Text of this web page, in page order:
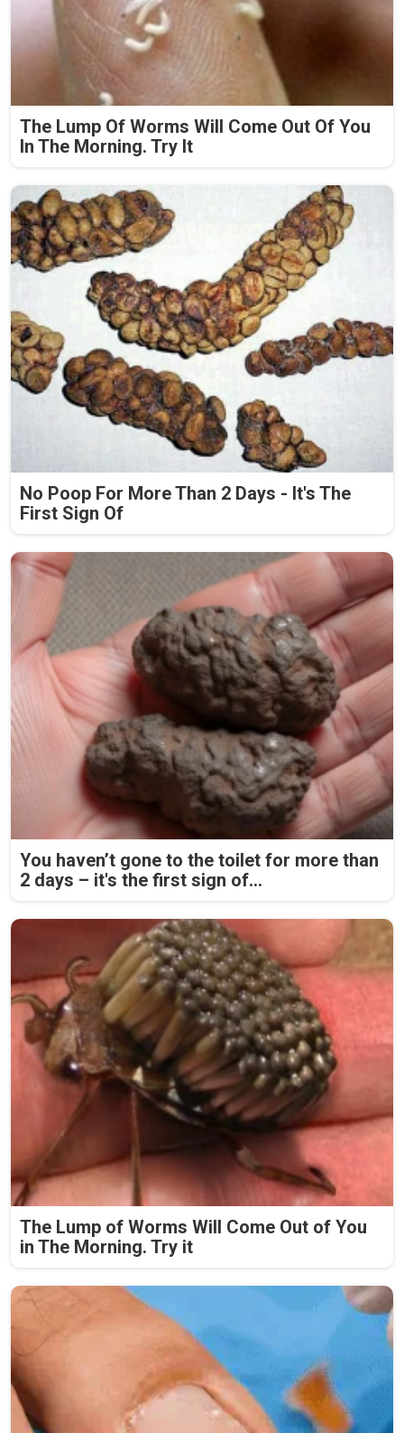
The Lump Of Worms Will Come Out Of You
In The Morning. Try It
No Poop For More Than 2 Days - It's The
First Sign Of
You haven’t gone to the toilet for more than
2 days – it's the first sign of...
The Lump of Worms Will Come Out of You
in The Morning. Try it